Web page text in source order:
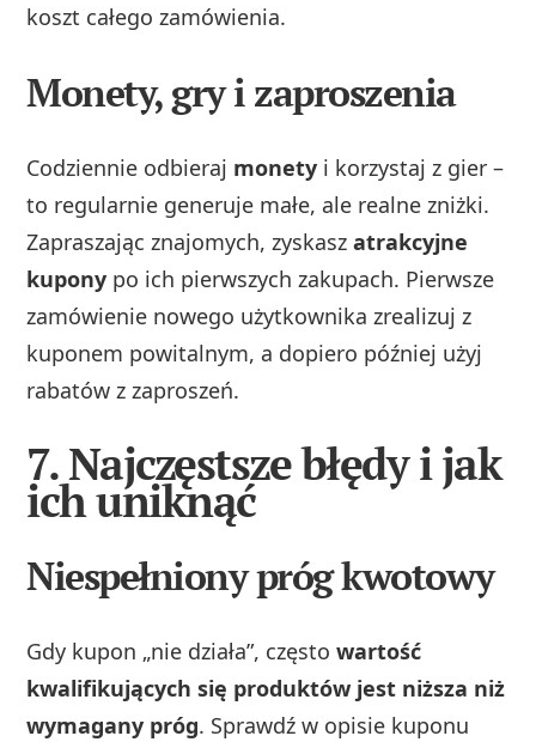
koszt całego zamówienia.
Monety, gry i zaproszenia
Codziennie odbieraj monety i korzystaj z gier –
to regularnie generuje małe, ale realne zniżki.
Zapraszając znajomych, zyskaszatrakcyjne
kupony po ich pierwszych zakupach. Pierwsze
zamówienie nowego użytkownika zrealizuj z
kuponem powitalnym, a dopiero później użyj
rabatów z zaproszeń.
7. Najczęstsze błędy i jak
ich uniknąć
Niespełniony próg kwotowy
Gdy kupon „nie działa”, częstowartość
kwalifikujących się produktów jest niższa niż
wymagany próg. Sprawdź w opisie kuponu